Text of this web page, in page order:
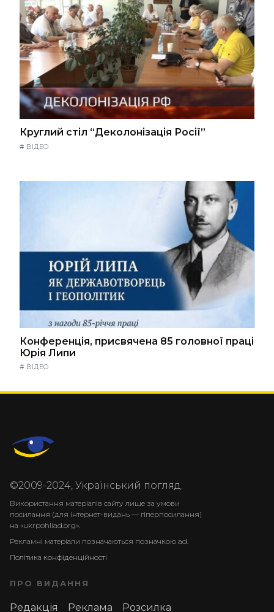
Круглий стіл “Деколонізація Росії”
# ВІДЕО
Конференція, присвячена 85 головної праці
Юрія Липи
# ВІДЕО
©2009-2024, Український погляд.
Використання матеріалів сайту лише за умови
посилання (для інтернет-видань — гіперпосилання)
на «ukrpohliad.org».
Рекламні матеріали позначаються позначкою ad.
Політика конфіденційності
ПРО ВИДАННЯ
Редакція Реклама Розсилка